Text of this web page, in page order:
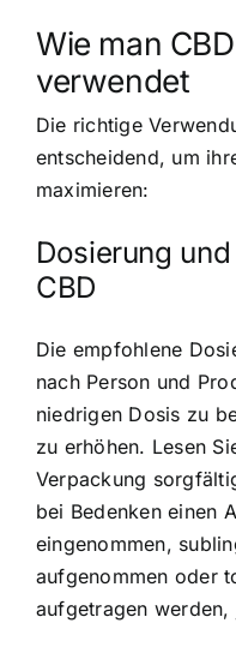
Wie man
verwendet
Die richtige
entscheidend, um
maximieren:
Dosierung
CBD
Die empfohlene
nach Person und
niedrigen Dosis zu
zu erhöhen. Lesen
Verpackung
bei Bedenken einen
eingenommen,
aufgenommen oder
aufgetragen